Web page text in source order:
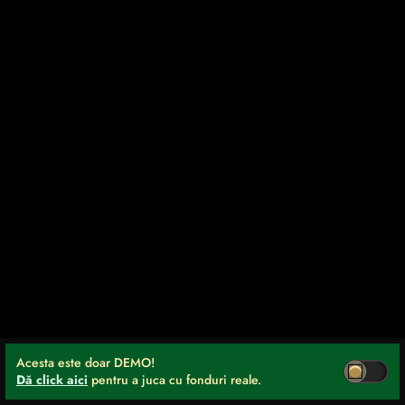
Acesta este doar DEMO!
Dă click aici pentru a juca cu fonduri reale.